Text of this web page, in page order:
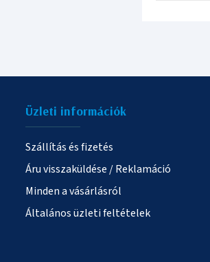
Üzleti információk
Szállítás és fizetés
Áru visszaküldése / Reklamáció
Minden a vásárlásról
Általános üzleti feltételek